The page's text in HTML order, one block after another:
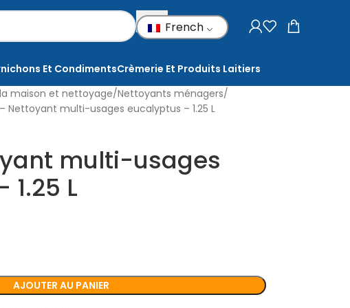
French
Et CondimentsCrèmerie Et Produits Laitiers
maison et nettoyage Nettoyants ménagers
Nettoyant multi-usages eucalyptus – 1.25 L
multi-usages
L
AJOUTER AU PANIER